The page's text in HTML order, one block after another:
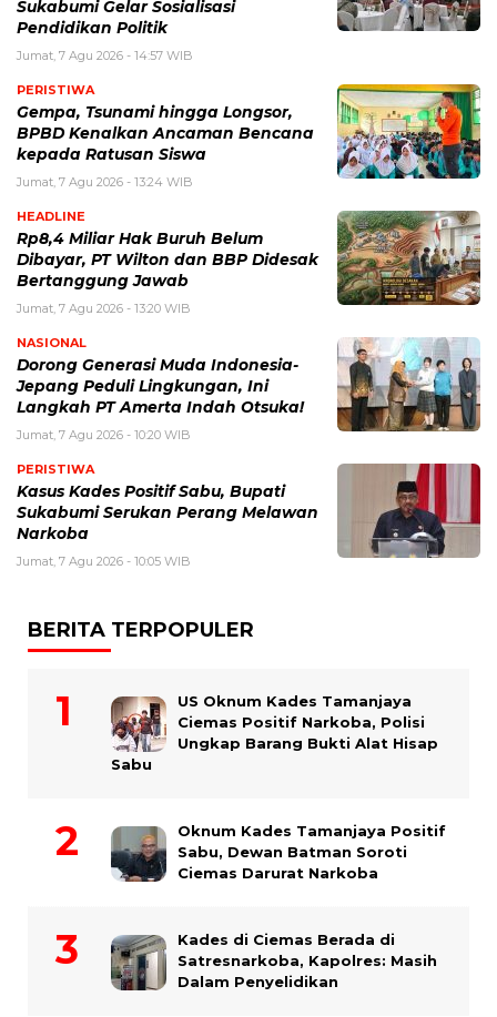
Sukabumi Gelar Sosialisasi
Pendidikan Politik
Jumat, 7 Agu 2026 - 14:57 WIB
PERISTIWA
Gempa, Tsunami hingga Longsor,
BPBD Kenalkan Ancaman Bencana
kepada Ratusan Siswa
Jumat, 7 Agu 2026 - 13:24 WIB
HEADLINE
Rp8,4 Miliar Hak Buruh Belum
Dibayar, PT Wilton dan BBP Didesak
Bertanggung Jawab
Jumat, 7 Agu 2026 - 13:20 WIB
NASIONAL
Dorong Generasi Muda Indonesia-
Jepang Peduli Lingkungan, Ini
Langkah PT Amerta Indah Otsuka!
Jumat, 7 Agu 2026 - 10:20 WIB
PERISTIWA
Kasus Kades Positif Sabu, Bupati
Sukabumi Serukan Perang Melawan
Narkoba
Jumat, 7 Agu 2026 - 10:05 WIB
BERITA TERPOPULER
US Oknum Kades Tamanjaya
Ciemas Positif Narkoba, Polisi
Ungkap Barang Bukti Alat Hisap
Sabu
Oknum Kades Tamanjaya Positif
Sabu, Dewan Batman Soroti
Ciemas Darurat Narkoba
Kades di Ciemas Berada di
Satresnarkoba, Kapolres: Masih
Dalam Penyelidikan